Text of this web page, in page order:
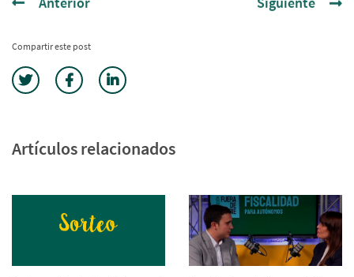
Compartir este post
Artículos relacionados